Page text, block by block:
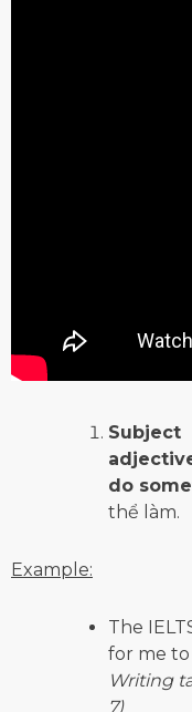
Subject
do
thể làm.
Example:
The
for me to
Writing
7)